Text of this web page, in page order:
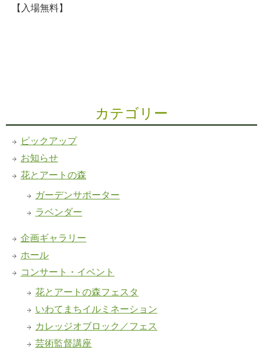
【入場無料】
カテゴリー
ピックアップ
お知らせ
花とアートの森
ガーデンサポーター
ラベンダー
企画ギャラリー
ホール
コンサート・イベント
花とアートの森フェスタ
いわてまちイルミネーション
カレッジオブロック／フェス
芸術監督講座